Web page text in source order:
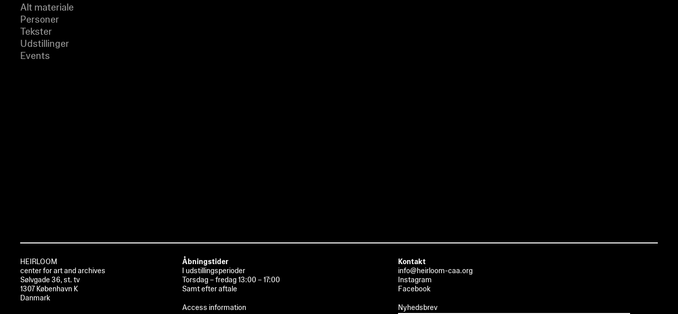
Alt materiale
Personer
Tekster
Udstillinger
Events
HEIRLOOM
center for art and archives
Sølvgade 36, st. tv
1307 København K
Danmark
Åbningstider
I udstillingsperioder
Torsdag – fredag 13:00 – 17:00
Samt efter aftale
Access information
Kontakt
info@heirloom-caa.org
Instagram
Facebook
Nyhedsbrev